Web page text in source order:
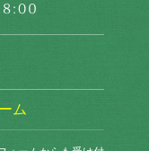
ム